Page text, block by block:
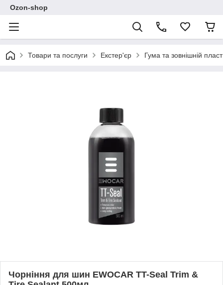
Ozon-shop
Товари та послуги Екстер'єр Гума та зовнішній
Чорніння для шин EWOCAR TT-Seal Trim &